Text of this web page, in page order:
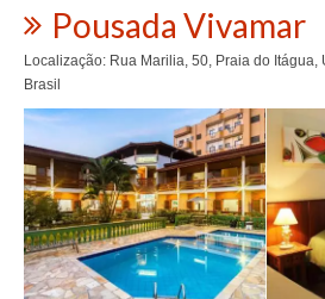
Pousada Vivamar
Localização: Rua Marilia, 50, Praia do Itágua,
Brasil